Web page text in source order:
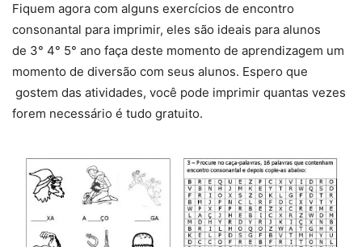
Fiquem agora com alguns exercícios de encontro
consonantal para imprimir, eles são ideais para alunos
de 3° 4° 5° ano faça deste momento de aprendizagem um
momento de diversão com seus alunos. Espero que
gostem das atividades, você pode imprimir quantas vezes
forem necessário é tudo gratuito.